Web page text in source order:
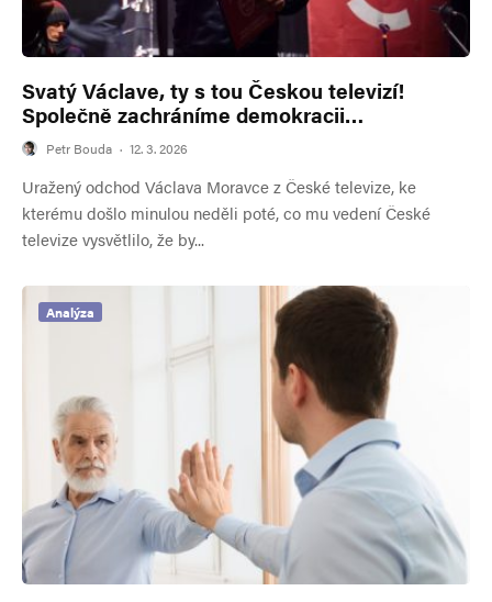
Svatý Václave, ty s tou Českou televizí!
Společně zachráníme demokracii…
Petr Bouda · 12. 3. 2026
Uražený odchod Václava Moravce z České televize, ke
kterému došlo minulou neděli poté, co mu vedení České
televize vysvětlilo, že by...
Analýza